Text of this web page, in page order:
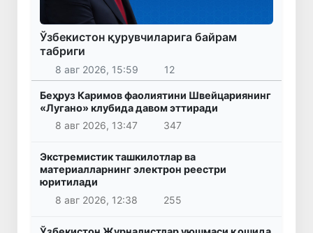
Ўзбекистон қурувчиларига байрам
табриги
8 авг 2026, 15:59 12
Беҳруз Каримов фаолиятини Швейцариянинг
«Лугано» клубида давом эттиради
8 авг 2026, 13:47
347
Экстремистик ташкилотлар ва
материалларнинг электрон реестри
юритилади
8 авг 2026, 12:38
255